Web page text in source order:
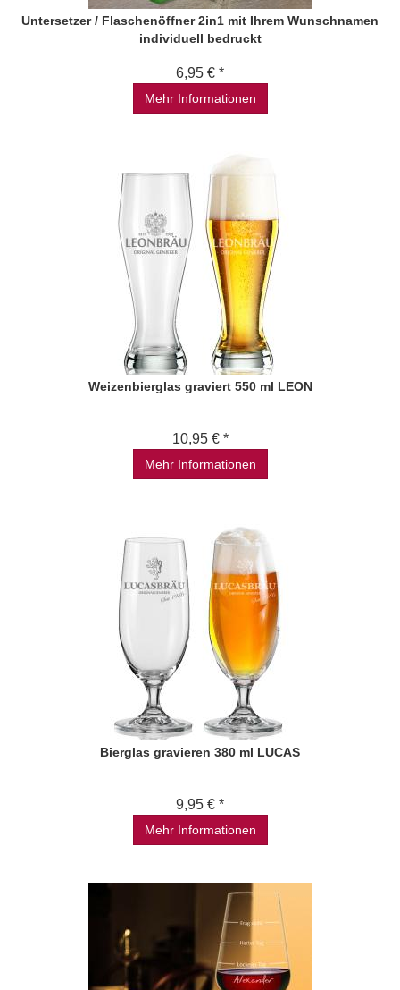
Untersetzer / Flaschenöffner 2in1 mit Ihrem Wunschnamen
individuell bedruckt
6,95 € *
Mehr Informationen
Weizenbierglas graviert 550 ml LEON
10,95 € *
Mehr Informationen
Bierglas gravieren 380 ml LUCAS
9,95 € *
Mehr Informationen